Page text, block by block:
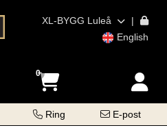
XL-BYGG Luleå
|
English
0
Ring E-post